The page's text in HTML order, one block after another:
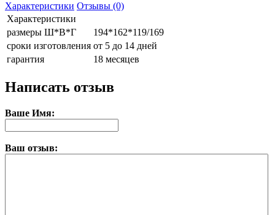
Характеристики Отзывы (0)
Характеристики
размеры Ш*В*Г
194*162*119/169
сроки изготовления от 5 до 14 дней
гарантия
18 месяцев
Написать отзыв
Ваше Имя:
Ваш отзыв: